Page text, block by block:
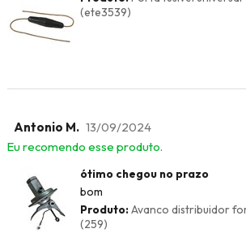
(ete3539)
Antonio M. 13/09/2024
Eu recomendo esse produto.
ótimo chegou no prazo
bom
Produto:Avanco distribuidor
(259)